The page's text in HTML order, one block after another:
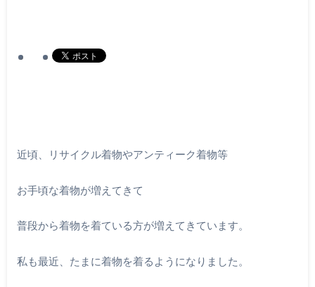
近頃、リサイクル着物やアンティーク着物等
お手頃な着物が増えてきて
普段から着物を着ている方が増えてきています。
私も最近、たまに着物を着るようになりました。